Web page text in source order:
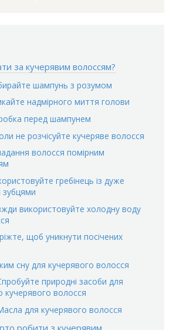
за кучерявим волоссям?
шампунь з розумом
надмірного миття голови
перед шампунем
не розчісуйте кучеряве волосся
волосся помірним
гребінець із дуже
використовуйте холодну воду
щоб уникнути посічених
сну для кучерявого волосся
природні засоби для
кучерявого волосся
для кучерявого волосся
робити з кучерявим